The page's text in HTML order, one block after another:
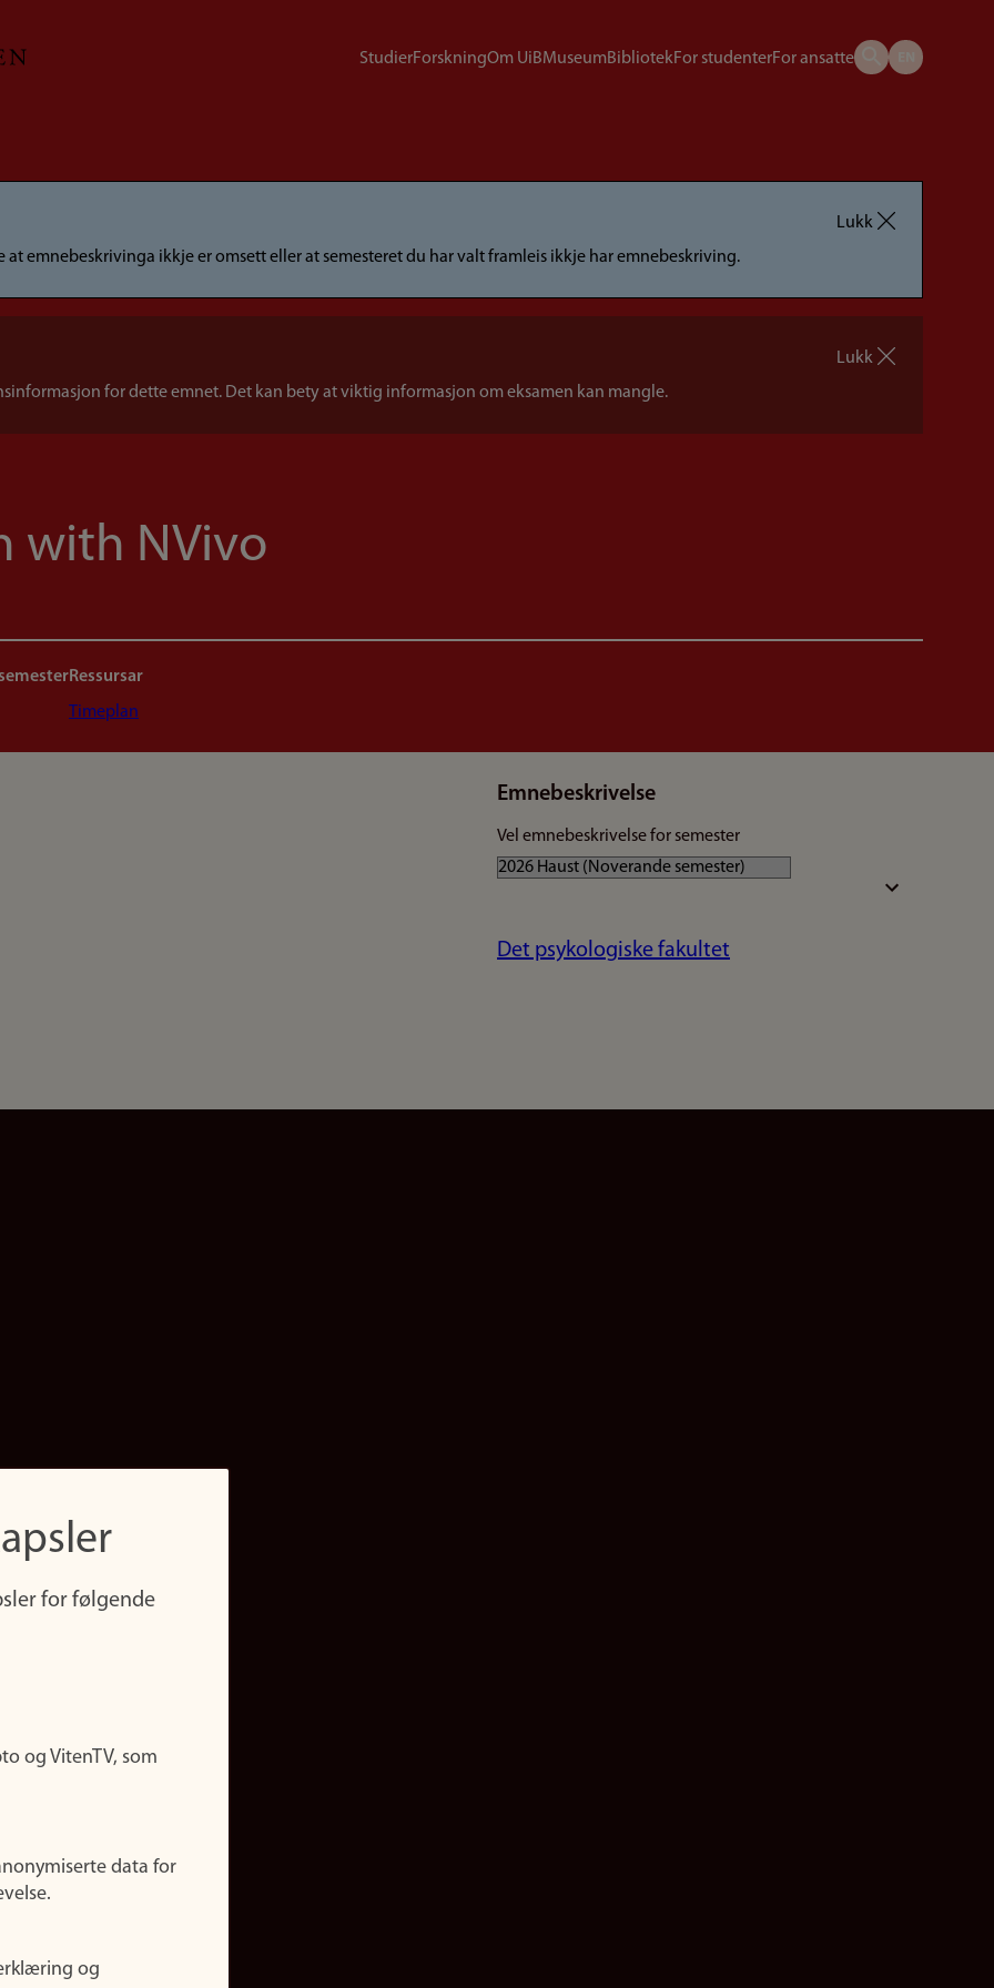
StudierForskningOm UiBMuseumBibliotekFor studenterFor ansatte
emnebeskrivinga ikkje er omsett eller at semesteret du har valt framleis ikkje har emnebeskriving.
Lukk
for dette emnet. Det kan bety at viktig informasjon om eksamen kan mangle.
Lukk
with NVivo
Ressursar
Timeplan
Emnebeskrivelse
Vel emnebeskrivelse for semester
Det psykologiske fakultet
for følgende
og VitenTV, som
data for
og